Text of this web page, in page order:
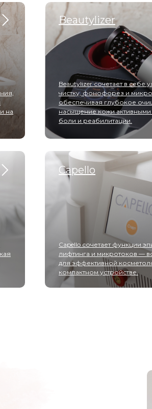
Capello сочетает функции
лифтинга и микротоков —
для эффективной
компактном устройстве.
Capello
Beautylizer сочетает в себе
чистку, фонофорез и
обеспечивая глубокое
насыщение кожи
боли и реабилитации.
Beautylizer
на